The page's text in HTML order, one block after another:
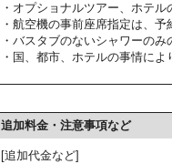
・オプショナルツアー、ホテ
・航空機の事前座席指定は、
・バスタブのないシャワーのみ
・国、都市、ホテルの事情に
追加料金・注意事項など
[追加代金など]